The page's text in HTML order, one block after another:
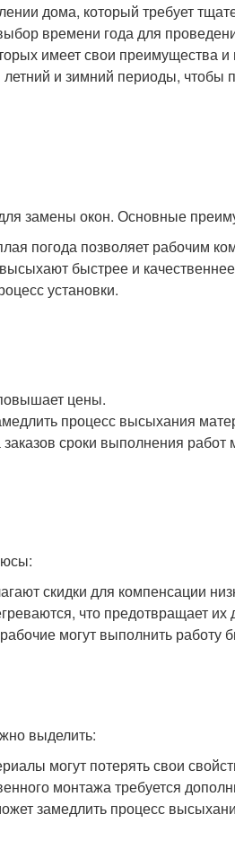
дома, который требует
времени года для
имеет свои преимущества и
и зимний периоды, чтобы
замены окон. Основные
погода позволяет рабочим
быстрее и
установки.
цены.
процесс высыхания
сроки выполнения работ
скидки для компенсации
что предотвращает
могут выполнить работу
выделить:
могут потерять свои
монтажа требуется
замедлить процесс